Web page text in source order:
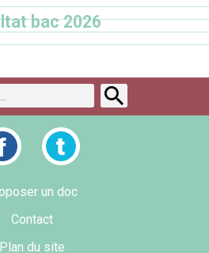
bac 2026
un doc
Contact
Plan du site